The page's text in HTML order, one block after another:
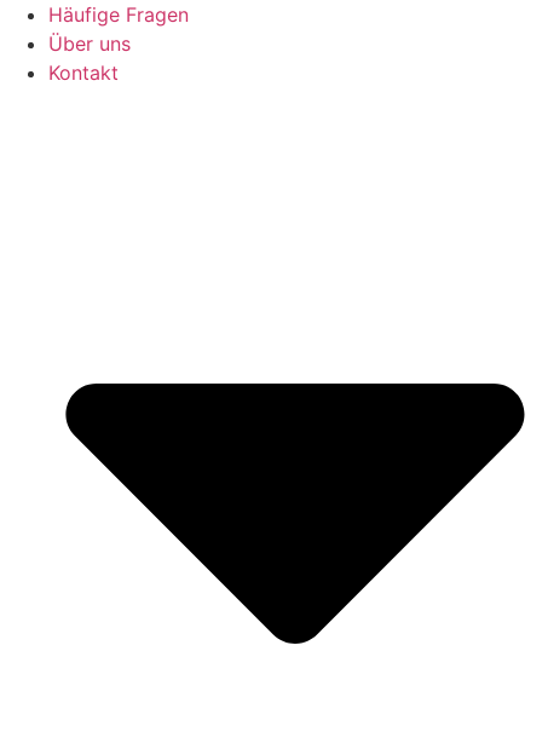
Häufige Fragen
Über uns
Kontakt